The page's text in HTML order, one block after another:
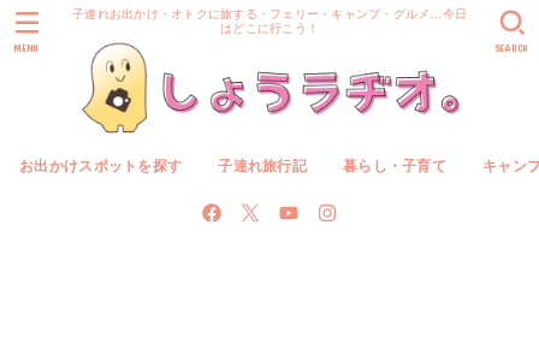
子連れお出かけ・オトクに旅する・フェリー・キャンプ・グルメ…今日
はどこに行こう！
お出かけスポットを探す 子連れ旅行記 暮らし・子育て キャン
SEARCH
MENU